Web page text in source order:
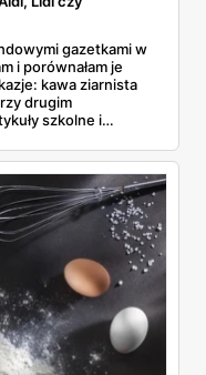
gazetkami w
i porównałam je
kawa ziarnista
drugim
szkolne i
sobotę z aplikacją. Aldi
w skrócie:
świeże warzywa jedź